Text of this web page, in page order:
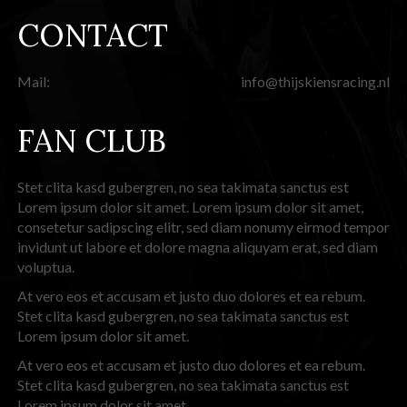
CONTACT
Mail: info@thijskiensracing.nl
FAN CLUB
Stet clita kasd gubergren, no sea takimata sanctus est
Lorem ipsum dolor sit amet. Lorem ipsum dolor sit amet,
consetetur sadipscing elitr, sed diam nonumy eirmod tempor
invidunt ut labore et dolore magna aliquyam erat, sed diam
voluptua.
At vero eos et accusam et justo duo dolores et ea rebum.
Stet clita kasd gubergren, no sea takimata sanctus est
Lorem ipsum dolor sit amet.
At vero eos et accusam et justo duo dolores et ea rebum.
Stet clita kasd gubergren, no sea takimata sanctus est